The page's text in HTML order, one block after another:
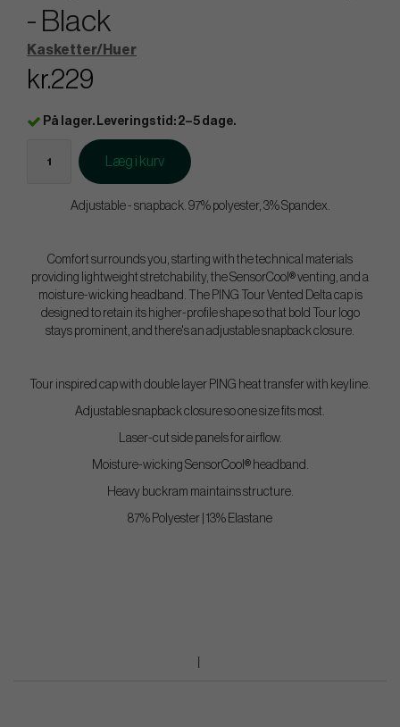
- Black
Kasketter/Huer
kr.229
På lager. Leveringstid: 2–5 dage.
Læg i kurv
Adjustable - snapback. 97% polyester, 3% Spandex.
Comfort surrounds you, starting with the technical materials
providing lightweight stretchability, the SensorCool® venting, and a
moisture-wicking headband. The PING Tour Vented Delta cap is
designed to retain its higher-profile shape so that bold Tour logo
stays prominent, and there's an adjustable snapback closure.
Tour inspired cap with double layer PING heat transfer with keyline.
Adjustable snapback closure so one size fits most.
Laser-cut side panels for airflow.
Moisture-wicking SensorCool® headband.
Heavy buckram maintains structure.
87% Polyester | 13% Elastane